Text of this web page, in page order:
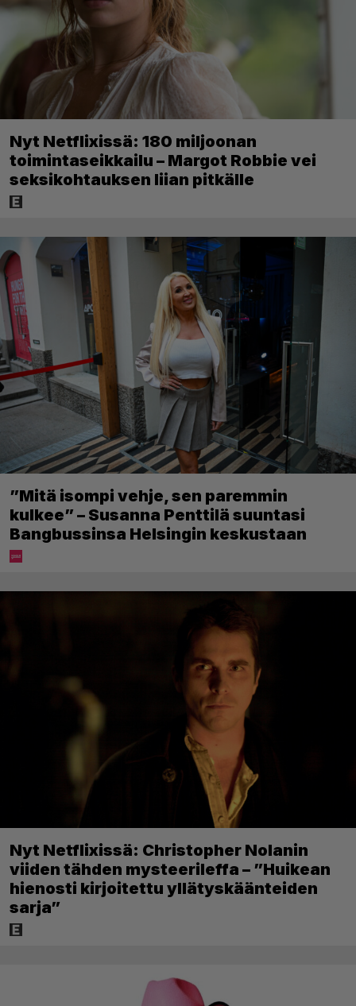
Nyt Netflixissä: 180 miljoonan
toimintaseikkailu – Margot Robbie vei
seksikohtauksen liian pitkälle
”Mitä isompi vehje, sen paremmin
kulkee” – Susanna Penttilä suuntasi
Bangbussinsa Helsingin keskustaan
Nyt Netflixissä: Christopher Nolanin
viiden tähden mysteerileffa – ”Huikean
hienosti kirjoitettu yllätyskäänteiden
sarja”